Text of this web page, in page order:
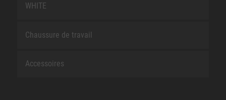
WHITE
Chaussure de travail
Accessoires